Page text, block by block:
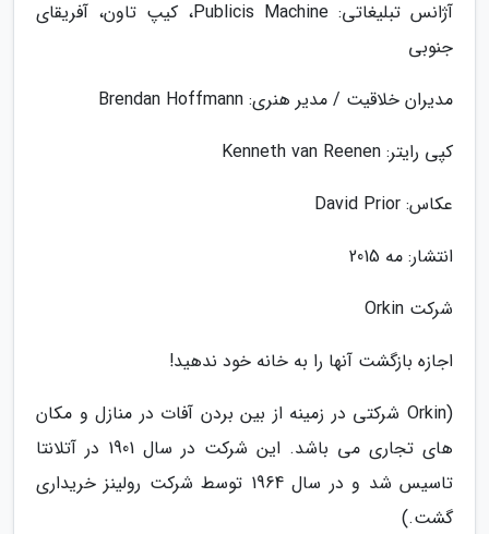
آژانس تبلیغاتی: Publicis Machine، کیپ تاون، آفریقای
جنوبی
مدیران خلاقیت / مدیر هنری: Brendan Hoffmann
کپی رایتر: Kenneth van Reenen
عکاس: David Prior
انتشار: مه 2015
شرکت Orkin
اجازه بازگشت آنها را به خانه خود ندهید!
(Orkin شرکتی در زمینه از بین بردن آفات در منازل و مکان
های تجاری می باشد. این شرکت در سال 1901 در آتلانتا
تاسیس شد و در سال 1964 توسط شرکت رولینز خریداری
گشت.)